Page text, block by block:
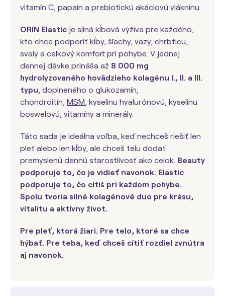
vitamín C, papaín a prebiotickú akáciovú vlákninu.
ORIN Elastic je silná kĺbová výživa pre každého,
kto chce podporiť kĺby, šľachy, väzy, chrbticu,
svaly a celkový komfort pri pohybe. V jednej
dennej dávke prináša až 8 000 mg
hydrolyzovaného hovädzieho kolagénu I., II. a III.
typu, doplneného o glukozamín,
chondroitín, MSM, kyselinu hyalurónovú, kyselinu
boswelovú, vitamíny a minerály.
Táto sada je ideálna voľba, keď nechceš riešiť len
pleť alebo len kĺby, ale chceš telu dodať
premyslenú dennú starostlivosť ako celok. Beauty
podporuje to, čo je vidieť navonok. Elastic
podporuje to, čo cítiš pri každom pohybe.
Spolu tvoria silné kolagénové duo pre krásu,
vitalitu a aktívny život.
Pre pleť, ktorá žiari. Pre telo, ktoré sa chce
hýbať. Pre teba, keď chceš cítiť rozdiel zvnútra
aj navonok.